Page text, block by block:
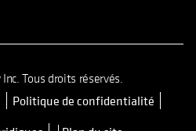
Tous droits réservés.
s’ouvre dans un nouvel onglet
Politique de confidentialité